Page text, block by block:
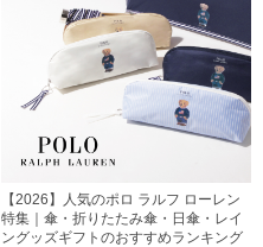
【2026】人気のポロ ラルフ ローレン
特集｜傘・折りたたみ傘・日傘・レイ
ングッズギフトのおすすめランキング